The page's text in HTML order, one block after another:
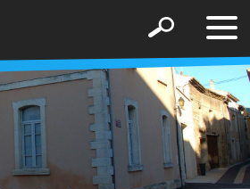
le
Afficher
formulaire
de
recherche